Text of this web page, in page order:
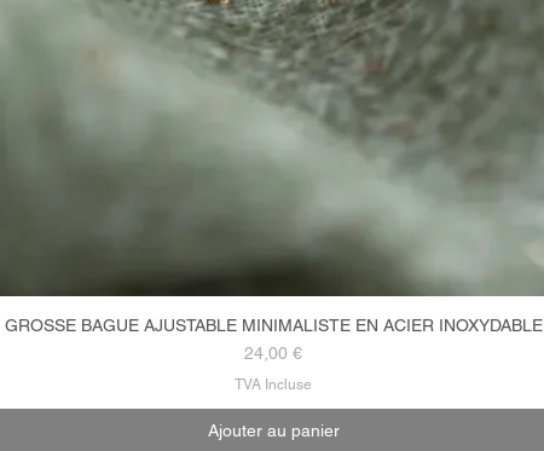
Aperçu rapide
GROSSE BAGUE AJUSTABLE MINIMALISTE EN ACIER INOXYDABLE
Prix
24,00 €
TVA Incluse
Ajouter au panier